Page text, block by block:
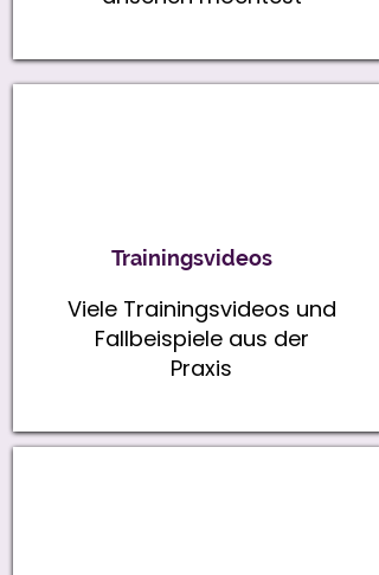
Viele Trainingsvideos und
Fallbeispiele aus der
Praxis
Trainingsvideos